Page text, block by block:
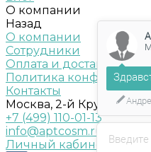
О компании
Назад
О компании
Сотрудники
Оплата и доставка
Политика
Контакты
Москва, 2-й Крутицкий
+7 (499) 110-01-13
info@aptcosm.ru
Личный кабинет